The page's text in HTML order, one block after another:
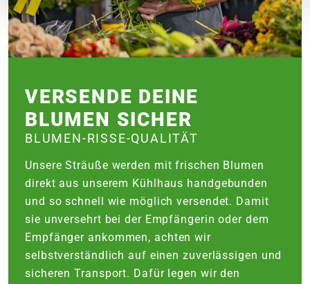
VERSENDE DEINE
BLUMEN SICHER
BLUMEN-RISSE-QUALITÄT
Unsere Sträuße werden mit frischen Blumen
direkt aus unserem Kühlhaus handgebunden
und so schnell wie möglich versendet. Damit
sie unversehrt bei der Empfängerin oder dem
Empfänger ankommen, achten wir
selbstverständlich auf einen zuverlässigen und
sicheren Transport. Dafür legen wir den